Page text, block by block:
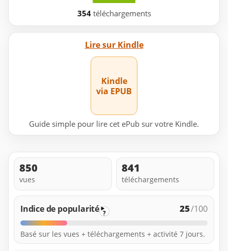
354téléchargements
Lire sur Kindle
Kindle
via EPUB
Guide simple pour lire cet ePub sur votre Kindle.
850
vues
841
téléchargements
Indice de popularité ? 25/100
Basé sur les vues + téléchargements + activité 7 jours.